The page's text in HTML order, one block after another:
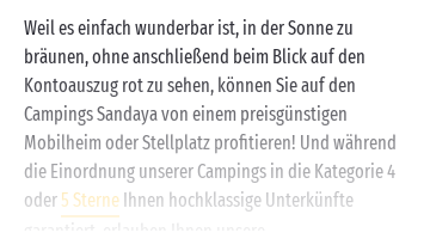
Weil es einfach wunderbar ist, in der Sonne zu
bräunen, ohne anschließend beim Blick auf den
Kontoauszug rot zu sehen, können Sie auf den
Campings Sandaya von einem preisgünstigen
Mobilheim oder Stellplatz profitieren! Und während
die Einordnung unserer Campings in die Kategorie 4
oder 5 Sterne Ihnen hochklassige Unterkünfte